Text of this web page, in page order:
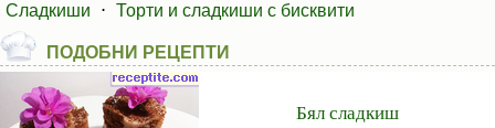
Сладкиши
⋅ Торти и сладкиши с бисквити
ПОДОБНИ РЕЦЕПТИ
Бял сладкиш